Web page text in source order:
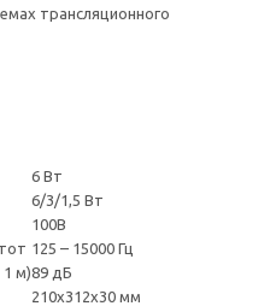
трансляционного
6 Вт
6/3/1,5 Вт
100В
125 – 15000 Гц
1 м)89 дБ
210x312x30 мм